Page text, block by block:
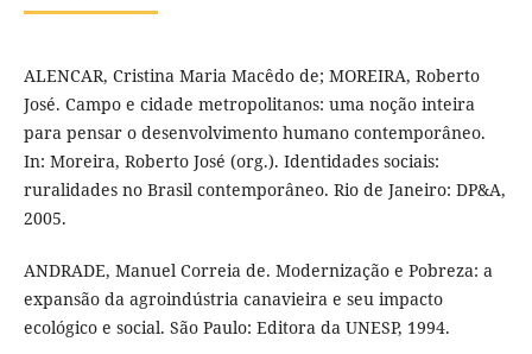
ALENCAR, Cristina Maria Macêdo de; MOREIRA, Roberto
José. Campo e cidade metropolitanos: uma noção inteira
para pensar o desenvolvimento humano contemporâneo.
In: Moreira, Roberto José (org.). Identidades sociais:
ruralidades no Brasil contemporâneo. Rio de Janeiro: DP&A,
2005.
ANDRADE, Manuel Correia de. Modernização e Pobreza: a
expansão da agroindústria canavieira e seu impacto
ecológico e social. São Paulo: Editora da UNESP, 1994.